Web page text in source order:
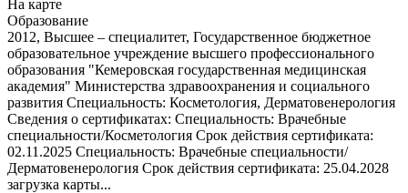
На карте
Образование
2012, Высшее – специалитет, Государственное бюджетное
образовательное учреждение высшего профессионального
образования "Кемеровская государственная медицинская
академия" Министерства здравоохранения и социального
развития Специальность: Косметология, Дерматовенерология
Сведения о сертификатах: Специальность: Врачебные
специальности/Косметология Срок действия сертификата:
02.11.2025 Специальность: Врачебные специальности/
Дерматовенерология Срок действия сертификата: 25.04.2028
загрузка карты...